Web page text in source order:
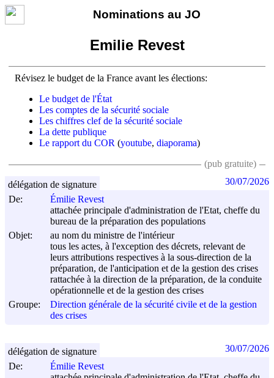
Nominations au JO
Emilie Revest
Révisez le budget de la France avant les élections:
Le budget de l'État
Les comptes de la sécurité sociale
Les chiffres clef de la sécurité sociale
La dette publique
Le rapport du COR (youtube, diaporama)
(pub gratuite)
De:
Émilie Revest
attachée principale d'administration de l'Etat, cheffe du
bureau de la préparation des populations
Objet:
au nom du ministre de l'intérieur
tous les actes, à l'exception des décrets, relevant de
leurs attributions respectives à la sous-direction de la
préparation, de l'anticipation et de la gestion des crises
rattachée à la direction de la préparation, de la conduite
opérationnelle et de la gestion des crises
Groupe:
Direction générale de la sécurité civile et de la gestion
des crises
délégation de signature 30/07/2026
De:
Émilie Revest
délégation de signature 30/07/2026